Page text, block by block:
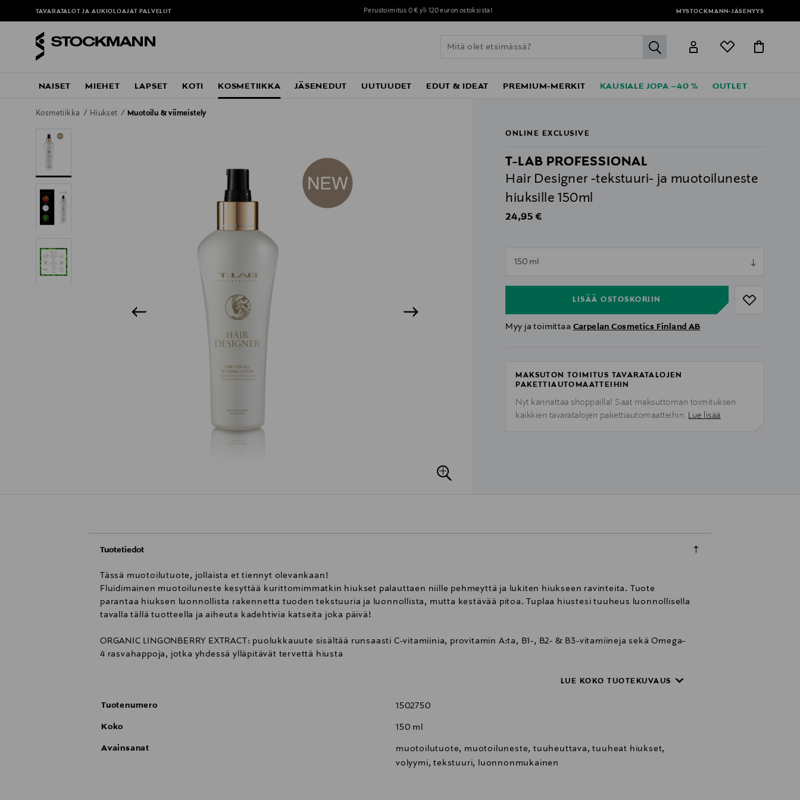
TAVARATALOT JA AUKIOLOAJAT PALVELUT Perustoimitus 0 € yli 120 euron ostoksista! MYSTOCKMANN-JÄSENYYS
label.header.go
NAISET MIEHET LAPSET KOTI KOSMETIIKKA JÄSENEDUT UUTUUDET EDUT & IDEAT PREMIUM-MERKIT KAUSIALE JOPA –40 % OUTLET
Kosmetiikka Hiukset Muotoilu & viimeistely
ONLINE EXCLUSIVE
T-LAB PROFESSIONAL
Hair Designer -tekstuuri- ja muotoiluneste
hiuksille 150ml
Original Price
24,95 €
150 ml
LISÄÄ OSTOSKORIIN
null
Myy ja toimittaa Carpelan Cosmetics Finland AB
MAKSUTON TOIMITUS TAVARATALOJEN
PAKETTIAUTOMAATTEIHIN
Nyt kannattaa shoppailla! Saat maksuttoman toimituksen
kaikkien tavaratalojen pakettiautomaatteihin. Lue lisää
Tuotetiedot
Tässä muotoilutuote, jollaista et tiennyt olevankaan!
Fluidimainen muotoiluneste kesyttää kurittomimmatkin hiukset palauttaen niille pehmeyttä ja lukiten hiukseen ravinteita. Tuote
parantaa hiuksen luonnollista rakennetta tuoden tekstuuria ja luonnollista, mutta kestävää pitoa. Tuplaa hiustesi tuuheus luonnollisella
tavalla tällä tuotteella ja aiheuta kadehtivia katseita joka päivä!
ORGANIC LINGONBERRY EXTRACT: puolukkauute sisältää runsaasti C-vitamiinia, provitamin A:ta, B1-, B2- & B3-vitamiineja sekä Omega-
4 rasvahappoja, jotka yhdessä ylläpitävät tervettä hiusta
VEGETABLE PROTEIN: kasviproteiinit korjaavat hiuksen vahingoittuneita osia sisältäpäin ylläpitäen hiuksen normaalia rakennetta
hiuksen ympärysmittaa luoden tuuheampaa lookia ja uskomatonta kiiltoa.
-----
T-LAB Professional on luonnon raaka-aineista voimansa saava, aidosti eksklusiivinen hiustenhoitosarja, jossa puhtaat raaka-aineet ja
LUE KOKO TUOTEKUVAUS
Tuotenumero 1502750
Koko 150 ml
Avainsanat
muotoilutuote, muotoiluneste, tuuheuttava, tuuheat hiukset,
volyymi, tekstuuri, luonnonmukainen